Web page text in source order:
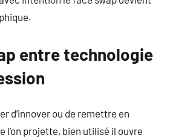
entre technologie
d’innover ou de remettre en
l’on projette, bien utilisé il ouvre